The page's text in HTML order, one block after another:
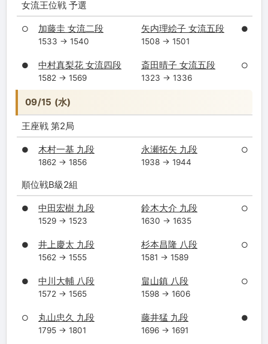
女流王位戦 予選
○ 加藤圭 女流二段
1533 → 1540
矢内理絵子 女流五段
1508 → 1501
●
● 中村真梨花 女流四段
1582 → 1569
斎田晴子 女流五段
1323 → 1336
○
09/15 (水)
王座戦 第2局
● 木村一基 九段
1862 → 1856
永瀬拓矢 九段
1938 → 1944
○
順位戦B級2組
● 中田宏樹 九段
1529 → 1523
鈴木大介 九段
1630 → 1635
○
● 井上慶太 九段
1562 → 1555
杉本昌隆 八段
1581 → 1589
○
● 中川大輔 八段
1572 → 1565
畠山鎮 八段
1598 → 1606
○
○ 丸山忠久 九段
1795 → 1801
藤井猛 九段
1696 → 1691
●